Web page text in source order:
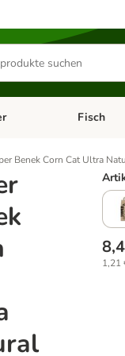
Menü öffnen:Kategorie-
Fisch
Benek Corn Cat Ultra
1,21